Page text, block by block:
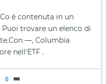
è contenuta in un
Puoi trovare un elenco di
Con —, Columbia
nell'ETF .
0